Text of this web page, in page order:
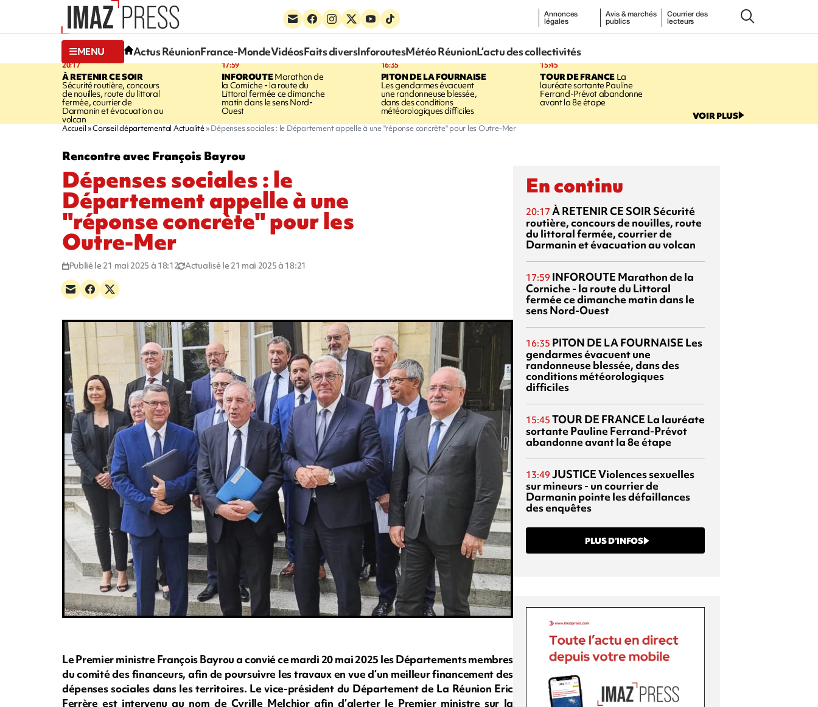
Annonces
légales
Avis & marchés
publics
Courrier des
lecteurs
MENU Actus RéunionFrance-MondeVidéosFaits diversInforoutesMétéo RéunionL’actu des collectivités
20:17
À RETENIR CE SOIR
Sécurité routière, concours
de nouilles, route du littoral
fermée, courrier de
Darmanin et évacuation au
volcan
17:59
INFOROUTEMarathon de
la Corniche - la route du
Littoral fermée ce dimanche
matin dans le sens Nord-
Ouest
16:35
PITON DE LA FOURNAISE
Les gendarmes évacuent
une randonneuse blessée,
dans des conditions
météorologiques difficiles
15:45
TOUR DE FRANCELa
lauréate sortante Pauline
Ferrand-Prévot abandonne
avant la 8e étape
VOIR PLUS
Accueil Conseil départemental Actualité Dépenses sociales : le Département appelle à une "réponse concrète" pour les Outre-Mer
Rencontre avec François Bayrou
Dépenses sociales : le
Département appelle à une
"réponse concrète" pour les
Outre-Mer
Publié le 21 mai 2025 à 18:12 Actualisé le 21 mai 2025 à 18:21
Le Premier ministre François Bayrou a convié ce mardi 20 mai 2025 les Départements membres
du comité des financeurs, afin de poursuivre les travaux en vue d’un meilleur financement des
dépenses sociales dans les territoires. Le vice-président du Département de La Réunion Eric
Ferrère est intervenu au nom de Cyrille Melchior afin d’alerter le Premier ministre sur la
En continu
20:17 À RETENIR CE SOIR Sécurité
routière, concours de nouilles, route
du littoral fermée, courrier de
Darmanin et évacuation au volcan
17:59 INFOROUTE Marathon de la
Corniche - la route du Littoral
fermée ce dimanche matin dans le
sens Nord-Ouest
16:35 PITON DE LA FOURNAISE Les
gendarmes évacuent une
randonneuse blessée, dans des
conditions météorologiques
difficiles
15:45 TOUR DE FRANCE La lauréate
sortante Pauline Ferrand-Prévot
abandonne avant la 8e étape
13:49 JUSTICEViolences sexuelles
sur mineurs - un courrier de
Darmanin pointe les défaillances
des enquêtes
PLUS D’INFOS